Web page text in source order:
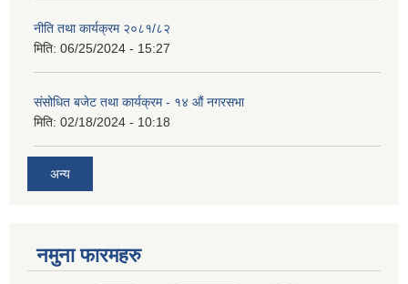
नीति तथा कार्यक्रम २०८१/८२
मिति: 06/25/2024 - 15:27
संसोधित बजेट तथा कार्यक्रम - १४ औं नगरसभा
मिति: 02/18/2024 - 10:18
अन्य
नमुना फारमहरु